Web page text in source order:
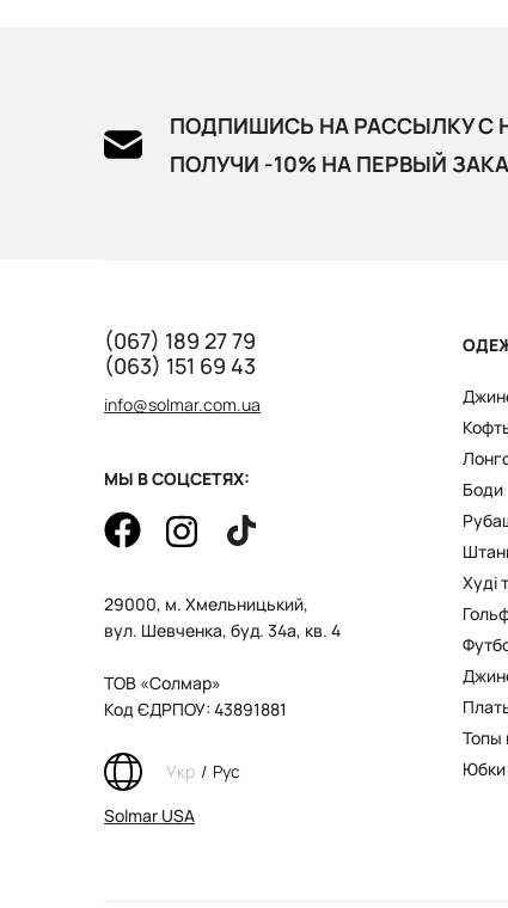
ПОДПИШИСЬ НА РАССЫЛКУ С
ПОЛУЧИ -10% НА ПЕРВЫЙ
(067) 189 27 79
(063) 151 69 43
info@solmar.com.ua
МЫ В СОЦСЕТЯХ:
29000, м. Хмельницький,
вул. Шевченка, буд. 34а, кв. 4
ТОВ «Солмар»
Код ЄДРПОУ: 43891881
Укр / Рус
Solmar USA
Боди
Худі
Топы